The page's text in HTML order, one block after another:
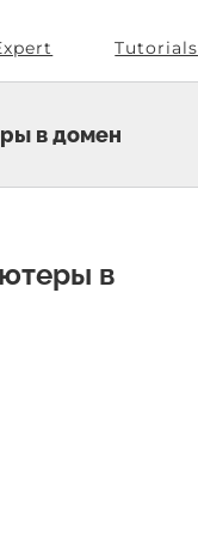
Tutorials
в домен
в